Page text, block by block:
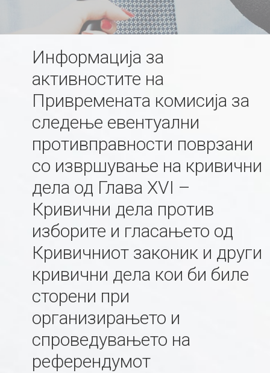
Информација за
активностите на
Привремената комисија за
следење евентуални
противправности поврзани
со извршување на кривични
дела од Глава XVI –
Кривични дела против
изборите и гласањето од
Кривичниот законик и други
кривични дела кои би биле
сторени при
организирањето и
спроведувањето на
референдумот